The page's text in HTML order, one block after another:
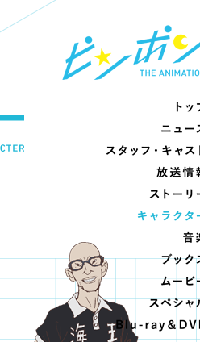
トップ
トップ
ニュース
ニュース
スタッフ・キャスト
スタッフ・キャスト
放送情報
放送情報
ストーリー
音楽
音楽
ブックス
ブックス
ムービー
ムービー
スペシャル